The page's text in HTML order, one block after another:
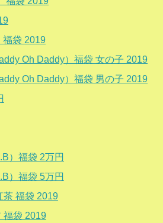
福袋 2019
Oh Daddy）福袋 女の子 2019
Oh Daddy）福袋 男の子 2019
）福袋 2万円
）福袋 5万円
茶 福袋 2019
福袋 2019